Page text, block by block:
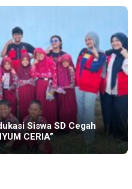
Siswa SD Cegah
CERIA”